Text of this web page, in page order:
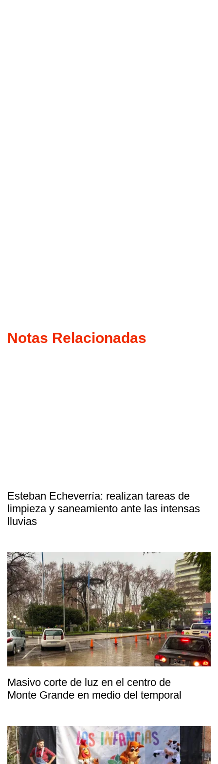
Notas Relacionadas
Esteban Echeverría: realizan tareas de
limpieza y saneamiento ante las intensas
lluvias
Masivo corte de luz en el centro de
Monte Grande en medio del temporal